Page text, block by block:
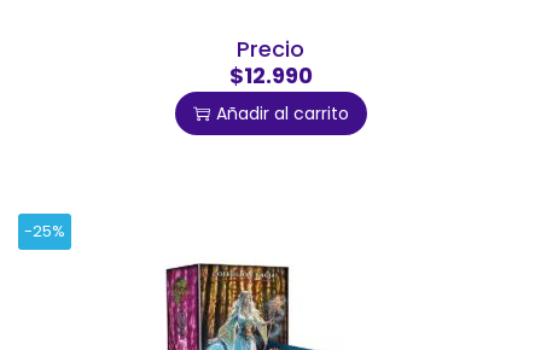
Precio
$12.990
Añadir al carrito
-25%